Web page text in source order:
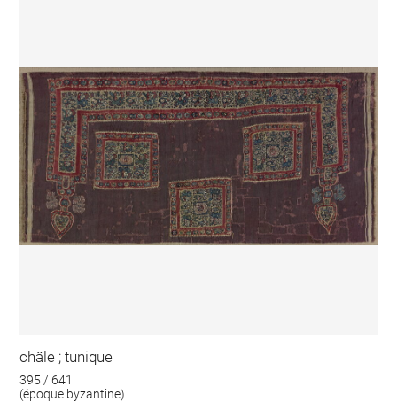
châle ; tunique
395 / 641
(époque byzantine)